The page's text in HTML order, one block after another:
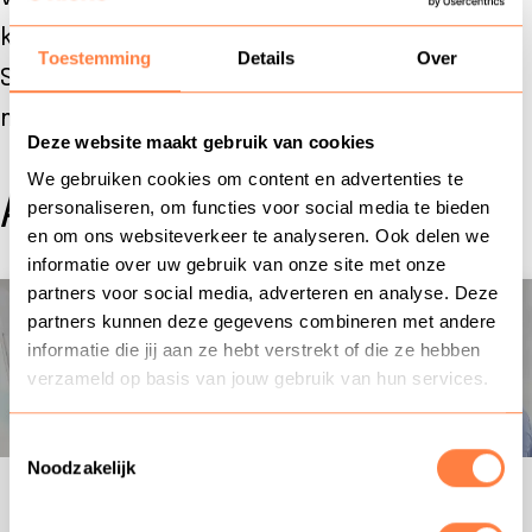
Toestemming Details Over
Deze website maakt gebruik van cookies
We gebruiken cookies om content en advertenties te
personaliseren, om functies voor social media te bieden
en om ons websiteverkeer te analyseren. Ook delen we
informatie over uw gebruik van onze site met onze
partners voor social media, adverteren en analyse. Deze
partners kunnen deze gegevens combineren met andere
informatie die jij aan ze hebt verstrekt of die ze hebben
verzameld op basis van jouw gebruik van hun services.
Noodzakelijk
klantcontact op verschillende niveaus.
Schrijf je direct in of informeer naar
mogelijkheden voor incompany.
Aanbod
Training: Coachingsvaardigheden
Training